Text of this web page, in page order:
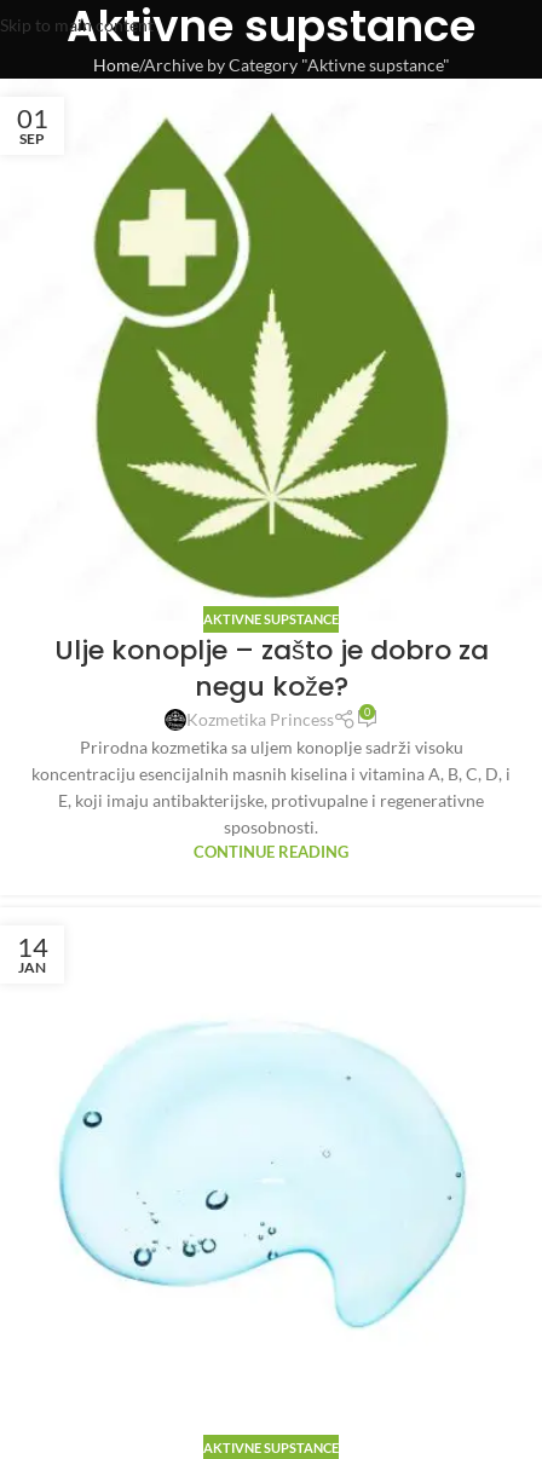
Skip to main content
Aktivne supstance
Home Archive by Category "Aktivne supstance"
01
SEP
AKTIVNE SUPSTANCE
Ulje konoplje – zašto je dobro za
negu kože?
Kozmetika Princess 0
Prirodna kozmetika sa uljem konoplje sadrži visoku
koncentraciju esencijalnih masnih kiselina i vitamina A, B, C, D, i
E, koji imaju antibakterijske, protivupalne i regenerativne
sposobnosti.
CONTINUE READING
14
JAN
AKTIVNE SUPSTANCE